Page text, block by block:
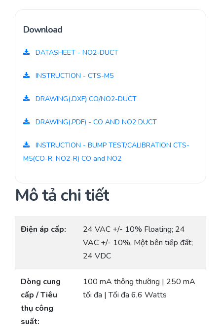
Download
DATASHEET - NO2-DUCT
INSTRUCTION - CTS-M5
DRAWING(.DXF) CO/NO2-DUCT
DRAWING(.PDF) - CO AND NO2 DUCT
INSTRUCTION - BUMP TEST/CALIBRATION CTS-
M5(CO-R, NO2-R) CO and NO2
Mô tả chi tiết
Điện áp cấp:
24 VAC +/- 10% Floating; 24
VAC +/- 10%, Một bên tiếp đất;
24 VDC
Dòng cung
cấp / Tiêu
thụ công
suất:
100 mA thông thường | 250 mA
tối đa | Tối đa 6,6 Watts